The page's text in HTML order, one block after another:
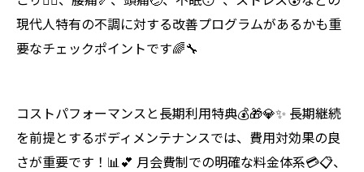
現代人特有の不調に対する改善プログラムがあるかも重
要なチェックポイントです🌈🔧
コストパフォーマンスと長期利用特典💰🎁💎✨ 長期継続
を前提とするボディメンテナンスでは、費用対効果の良
さが重要です！📊💕 月会費制での明確な料金体系💳📋、